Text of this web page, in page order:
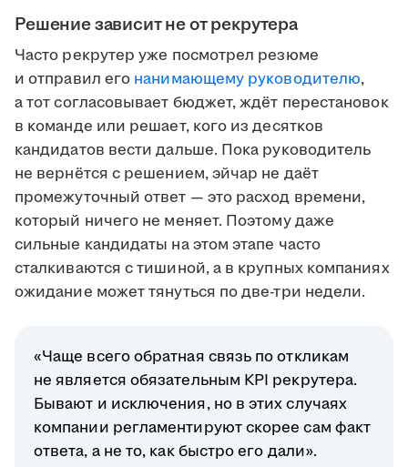
Решение зависит не от рекрутера
Часто рекрутер уже посмотрел резюме
и отправил его нанимающему руководителю,
а тот согласовывает бюджет, ждёт перестановок
в команде или решает, кого из десятков
кандидатов вести дальше. Пока руководитель
не вернётся с решением, эйчар не даёт
промежуточный ответ — это расход времени,
который ничего не меняет. Поэтому даже
сильные кандидаты на этом этапе часто
сталкиваются с тишиной, а в крупных компаниях
ожидание может тянуться по две-три недели.
«Чаще всего обратная связь по откликам
не является обязательным KPI рекрутера.
Бывают и исключения, но в этих случаях
компании регламентируют скорее сам факт
ответа, а не то, как быстро его дали».